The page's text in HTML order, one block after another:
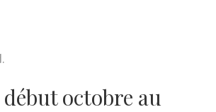
octobre au